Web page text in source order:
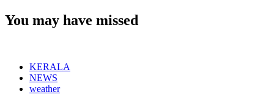
You may have missed
KERALA
NEWS
weather